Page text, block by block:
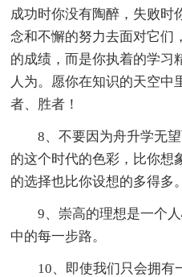
成功时你没有陶醉，失败时
念和不懈的努力去面对它们
的成绩，而是你执着的学习
人为。愿你在知识的天空中
者、胜者！
8、不要因为舟升学无望
的这个时代的色彩，比你想
的选择也比你设想的多得多。
9、崇高的理想是一个人
中的每一步路。
10、即使我们只会拥有